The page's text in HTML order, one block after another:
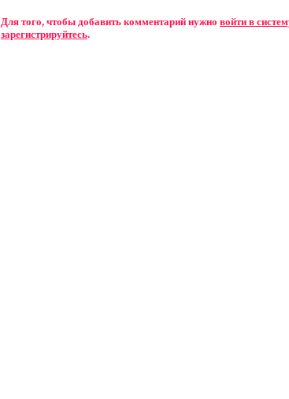
Для того, чтобы добавить комментарий нужно войти в
зарегистрируйтесь.